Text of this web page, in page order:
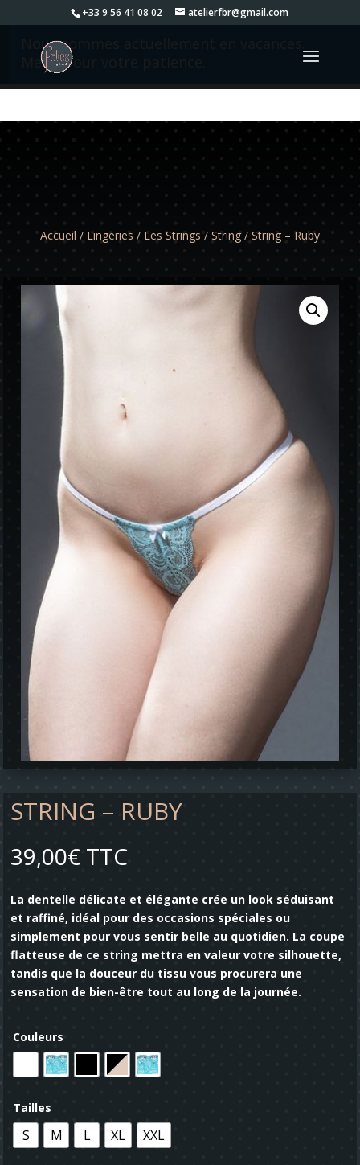
+33 9 56 41 08 02 atelierfbr@gmail.com
Nous sommes actuellement en vacances.
Merci pour votre patience.
Accueil / Lingeries / Les Strings / String/ String – Ruby
STRING – RUBY
39,00€ TTC
La dentelle délicate et élégante crée un look séduisant
et raffiné, idéal pour des occasions spéciales ou
simplement pour vous sentir belle au quotidien. La coupe
flatteuse de ce string mettra en valeur votre silhouette,
tandis que la douceur du tissu vous procurera une
sensation de bien-être tout au long de la journée.
Couleurs
Tailles
S M L XL XXL